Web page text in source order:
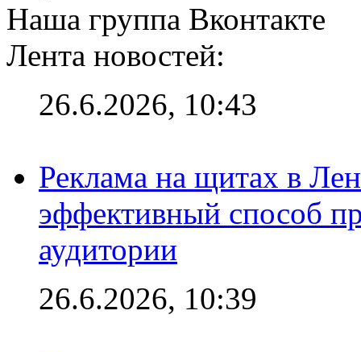
Наша группа Вконтакте
Лента новостей:
26.6.2026, 10:43
Реклама на щитах в
эффективный способ
аудитории
26.6.2026, 10:39